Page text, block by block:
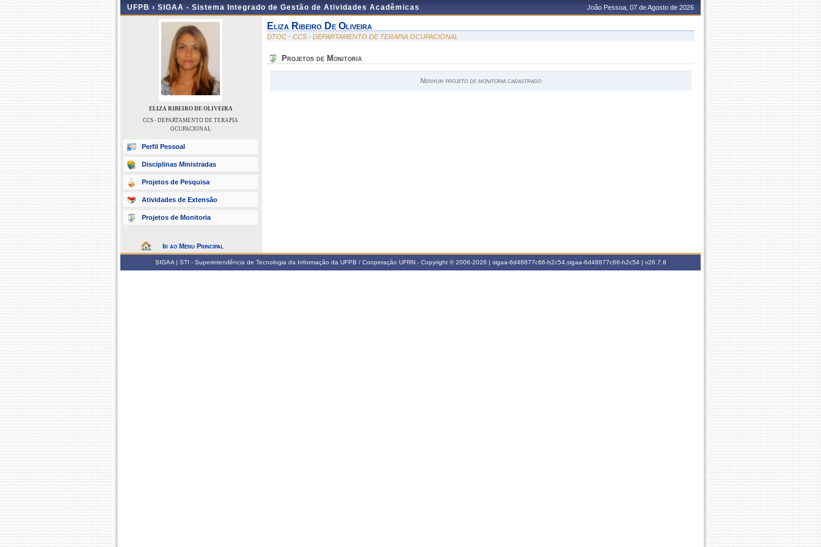
UFPB › SIGAA - Sistema Integrado de Gestão de Atividades Acadêmicas João Pessoa, 07 de Agosto de 2026
ELIZA RIBEIRO DE OLIVEIRA
CCS - DEPARTAMENTO DE TERAPIA
OCUPACIONAL
Perfil Pessoal
Disciplinas Ministradas
Projetos de Pesquisa
Atividades de Extensão
Projetos de Monitoria
Ir ao Menu Principal
Eliza Ribeiro De Oliveira
DTOC - CCS - DEPARTAMENTO DE TERAPIA OCUPACIONAL
Projetos de Monitoria
Nenhum projeto de monitoria cadastrado
SIGAA | STI - Superintendência de Tecnologia da Informação da UFPB / Cooperação UFRN - Copyright © 2006-2026 | sigaa-6d48877c66-h2c54.sigaa-6d48877c66-h2c54 | v26.7.8